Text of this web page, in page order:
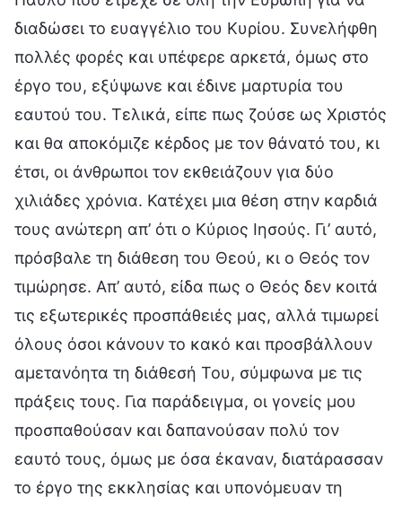
διαδώσει το ευαγγέλιο του Κυρίου. Συνελήφθη
πολλές φορές και υπέφερε αρκετά, όμως στο
έργο του, εξύψωνε και έδινε μαρτυρία του
εαυτού του. Τελικά, είπε πως ζούσε ως Χριστός
και θα αποκόμιζε κέρδος με τον θάνατό του, κι
έτσι, οι άνθρωποι τον εκθειάζουν για δύο
χιλιάδες χρόνια. Κατέχει μια θέση στην καρδιά
τους ανώτερη απ’ ότι ο Κύριος Ιησούς. Γι’ αυτό,
πρόσβαλε τη διάθεση του Θεού, κι ο Θεός τον
τιμώρησε. Απ’ αυτό, είδα πως ο Θεός δεν κοιτά
τις εξωτερικές προσπάθειές μας, αλλά τιμωρεί
όλους όσοι κάνουν το κακό και προσβάλλουν
αμετανόητα τη διάθεσή Του, σύμφωνα με τις
πράξεις τους. Για παράδειγμα, οι γονείς μου
προσπαθούσαν και δαπανούσαν πολύ τον
εαυτό τους, όμως με όσα έκαναν, διατάρασσαν
το έργο της εκκλησίας και υπονόμευαν τη